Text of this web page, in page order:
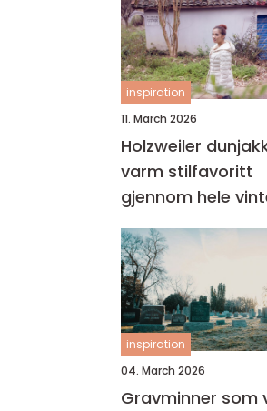
inspiration
11. March 2026
Holzweiler
varm stilfavoritt
gjennom hele
inspiration
04. March 2026
Gravminner som